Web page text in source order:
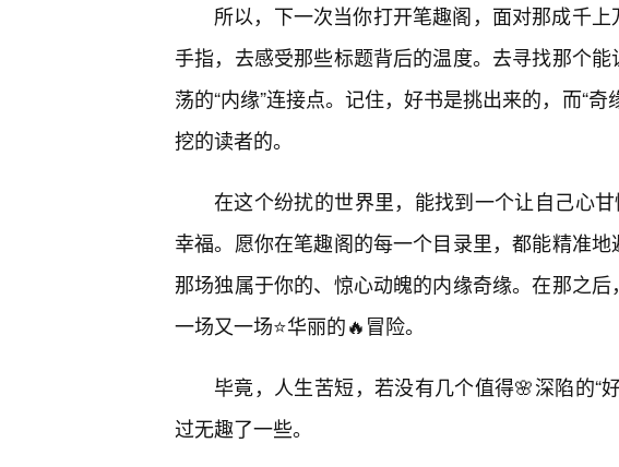
所以，下一次当你打开笔趣阁，面对那成千
手指，去感受那些标题背后的温度。去寻找那个
荡的“内缘”连接点。记住，好书是挑出来的，而“
挖的读者的。
在这个纷扰的世界里，能找到一个让自己心
幸福。愿你在笔趣阁的每一个目录里，都能精准
那场独属于你的、惊心动魄的内缘奇缘。在那之
一场又一场⭐华丽的🔥冒险。
毕竟，人生苦短，若没有几个值得🌸深陷的“
过无趣了一些。